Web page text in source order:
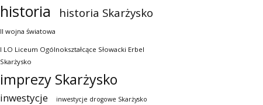
historia historia Skarżysko
II wojna światowa
I LO Liceum Ogólnokształcące Słowacki Erbel
Skarżysko
imprezy Skarżysko
inwestycje inwestycje drogowe Skarżysko